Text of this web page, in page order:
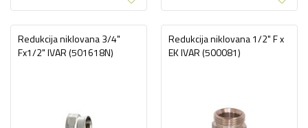
Redukcija niklovana 3/4"
Fx1/2" IVAR (501618N)
Redukcija niklovana 1/2" F x
EK IVAR (500081)